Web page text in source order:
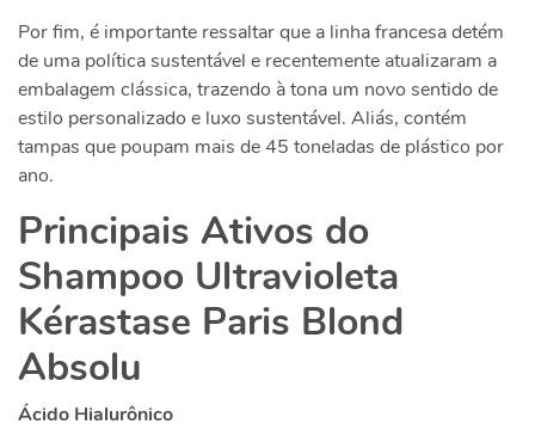
Por fim, é importante ressaltar que a linha francesa detém
de uma política sustentável e recentemente atualizaram a
embalagem clássica, trazendo à tona um novo sentido de
estilo personalizado e luxo sustentável. Aliás, contém
tampas que poupam mais de 45 toneladas de plástico por
ano.
Principais Ativos do
Shampoo Ultravioleta
Kérastase Paris Blond
Absolu
Ácido Hialurônico